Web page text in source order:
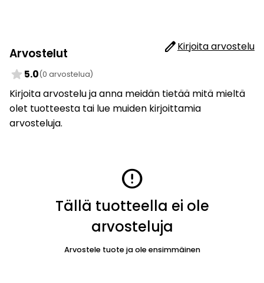
Arvostelut editKirjoita arvostelu
star 5.0(0 arvostelua)
Kirjoita arvostelu ja anna meidän tietää mitä mieltä
olet tuotteesta tai lue muiden kirjoittamia
arvosteluja.
error
Tällä tuotteella ei ole
arvosteluja
Arvostele tuote ja ole ensimmäinen